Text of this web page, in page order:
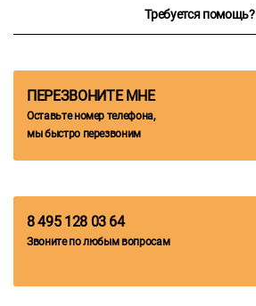
Требуется помощь?
ПЕРЕЗВОНИТЕ МНЕ
Оставьте номер телефона,
мы быстро перезвоним
8 495 128 03 64
Звоните по любым вопросам